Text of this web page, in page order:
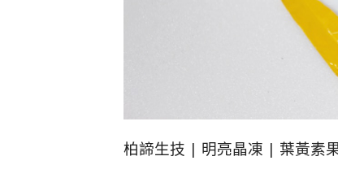
柏諦生技 | 明亮晶凍 | 葉黃素